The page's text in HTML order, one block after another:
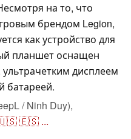
на то, что
брендом Legion,
как устройство для
планшет оснащен
дисплеем
батареей.
/ Ninh Duy),
🇪🇸 ...